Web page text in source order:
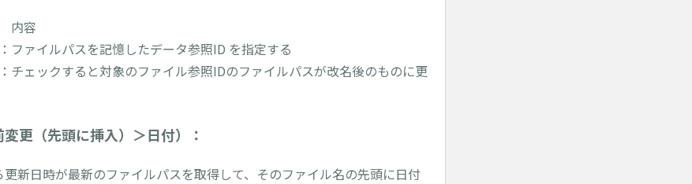
容
ファイルパスを記憶したデータ参照ID を指定する
チェックすると対象のファイル参照IDのファイルパスが改名後のものに更
更（先頭に挿入）＞日付）：
新日時が最新のファイルパスを取得して、そのファイル名の先頭に日付